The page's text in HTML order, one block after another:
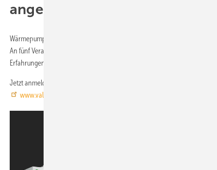
angemeldet?
Wärmepumpe, Lüftung mit Wärmerückgewinnung, Brandschutz & Co.:
An fünf Veranstaltungsorten teilen Fachleute aktuelles Fachwissen und
Erfahrungen rund um effiziente Gebäudetechnik.
Jetzt anmelden und Fortbildungspunkte sichern:
www.vallox.de/planertage-2024